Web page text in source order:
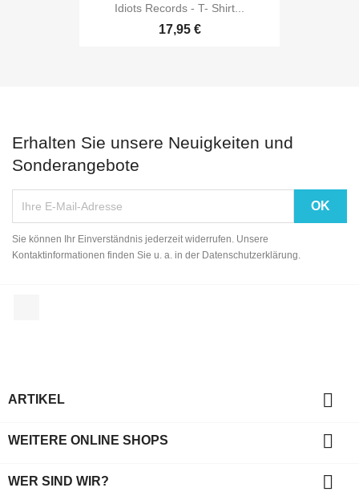
Idiots Records - T- Shirt...
17,95 €
Erhalten Sie unsere Neuigkeiten und
Sonderangebote
Sie können Ihr Einverständnis jederzeit widerrufen. Unsere
Kontaktinformationen finden Sie u. a. in der Datenschutzerklärung.
ARTIKEL 
WEITERE ONLINE SHOPS 
WER SIND WIR? 